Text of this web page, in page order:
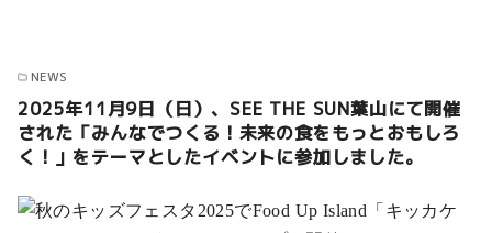
NEWS
2025年11月9日（日）、SEE THE SUN葉山にて開催
された「みんなでつくる！未来の食をもっとおもしろ
く！」をテーマとしたイベントに参加しました。